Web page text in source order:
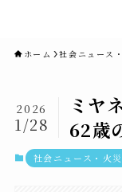
ホーム 社会ニュース
ミヤ
62歳
2026
1/28
社会ニュース・火災